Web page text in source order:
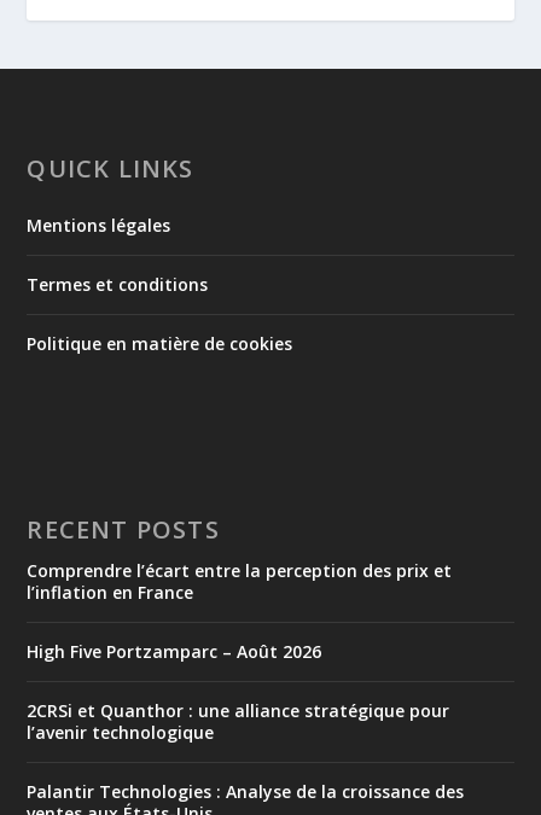
QUICK LINKS
Mentions légales
Termes et conditions
Politique en matière de cookies
RECENT POSTS
Comprendre l’écart entre la perception des prix et
l’inflation en France
High Five Portzamparc – Août 2026
2CRSi et Quanthor : une alliance stratégique pour
l’avenir technologique
Palantir Technologies : Analyse de la croissance des